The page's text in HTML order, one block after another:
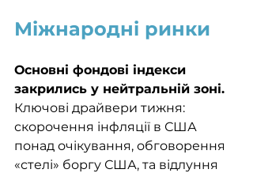
Міжнародні ринки
Основні фондові індекси
закрились у нейтральній зоні.
Ключові драйвери тижня:
скорочення інфляції в США
понад очікування, обговорення
«стелі» боргу США, та відлуння